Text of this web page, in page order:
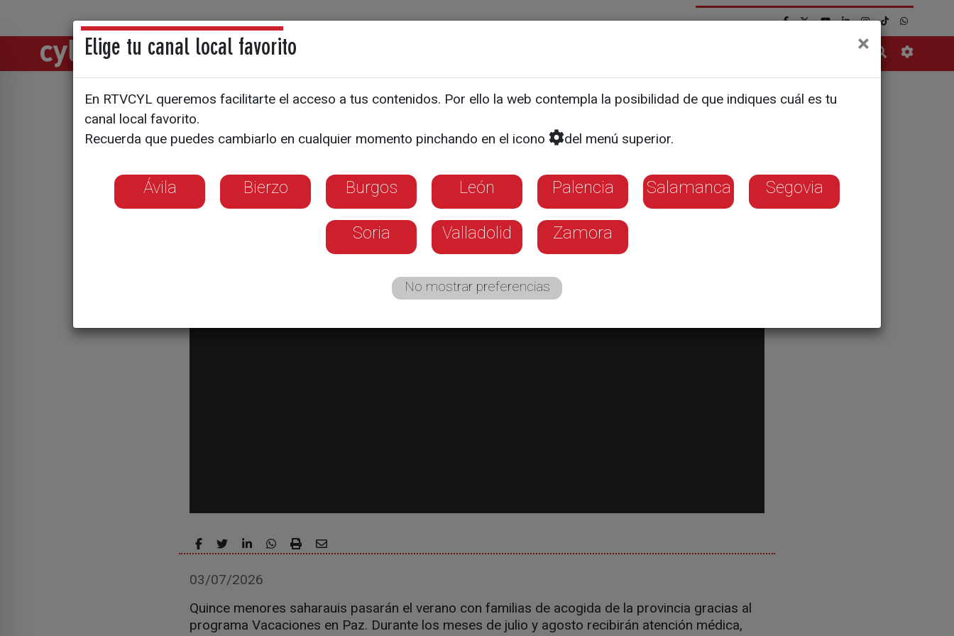
Directos Noticias
Emocionante llegada de quince niños
saharauis en el programa Vacaciones en paz
03/07/2026
Quince menores saharauis pasarán el verano con familias de acogida de la provincia gracias al
programa Vacaciones en Paz. Durante los meses de julio y agosto recibirán atención médica,
Elige tu canal local favorito ×
En RTVCYL queremos facilitarte el acceso a tus contenidos. Por ello la web contempla la posibilidad de que indiques cuál es tu
canal local favorito.
Recuerda que puedes cambiarlo en cualquier momento pinchando en el icono
del menú superior.
Ávila Bierzo Burgos León Palencia Salamanca Segovia
Soria Valladolid Zamora
No mostrar preferencias